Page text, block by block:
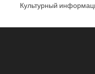
Культурный